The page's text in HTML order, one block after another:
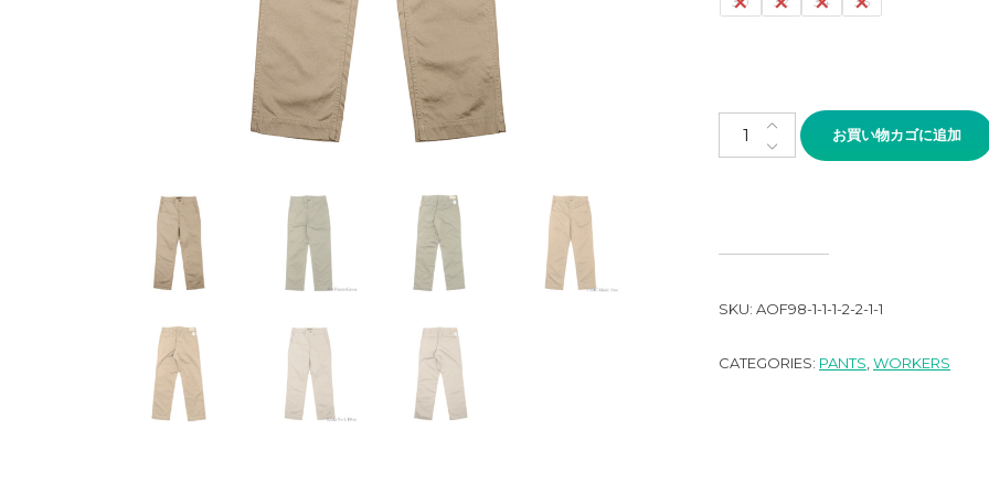
事前予約済み 専用ページ
お買い物カゴに追加
SKU: AOF98-1-1-1-2-2-1-1
CATEGORIES: PANTS WORKERS